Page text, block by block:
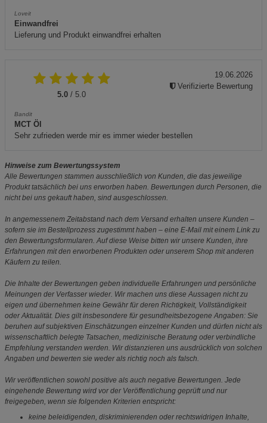
Loveit
Einwandfrei
Lieferung und Produkt einwandfrei erhalten
5.0 / 5.0
Bandit
MCT Öl
Sehr zufrieden werde mir es immer wieder bestellen
19.06.2026
Verifizierte Bewertung
Hinweise zum Bewertungssystem
Alle Bewertungen stammen ausschließlich von Kunden, die das jeweilige
Produkt tatsächlich bei uns erworben haben. Bewertungen durch Personen, die
nicht bei uns gekauft haben, sind ausgeschlossen.
In angemessenem Zeitabstand nach dem Versand erhalten unsere Kunden –
sofern sie im Bestellprozess zugestimmt haben – eine E-Mail mit einem Link zu
den Bewertungsformularen. Auf diese Weise bitten wir unsere Kunden, ihre
Erfahrungen mit den erworbenen Produkten oder unserem Shop mit anderen
Käufern zu teilen.
Die Inhalte der Bewertungen geben individuelle Erfahrungen und persönliche
Meinungen der Verfasser wieder. Wir machen uns diese Aussagen nicht zu
eigen und übernehmen keine Gewähr für deren Richtigkeit, Vollständigkeit
oder Aktualität. Dies gilt insbesondere für gesundheitsbezogene Angaben: Sie
beruhen auf subjektiven Einschätzungen einzelner Kunden und dürfen nicht als
wissenschaftlich belegte Tatsachen, medizinische Beratung oder verbindliche
Empfehlung verstanden werden. Wir distanzieren uns ausdrücklich von solchen
Angaben und bewerten sie weder als richtig noch als falsch.
Wir veröffentlichen sowohl positive als auch negative Bewertungen. Jede
eingehende Bewertung wird vor der Veröffentlichung geprüft und nur
freigegeben, wenn sie folgenden Kriterien entspricht:
keine beleidigenden, diskriminierenden oder rechtswidrigen Inhalte,